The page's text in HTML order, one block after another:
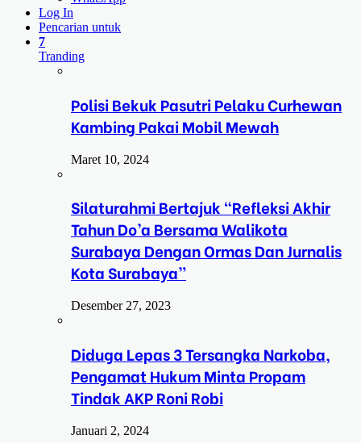
Log In
Pencarian untuk
7
Tranding
Polisi Bekuk Pasutri Pelaku Curhewan
Kambing Pakai Mobil Mewah
Maret 10, 2024
Silaturahmi Bertajuk “Refleksi Akhir
Tahun Do’a Bersama Walikota
Surabaya Dengan Ormas Dan Jurnalis
Kota Surabaya”
Desember 27, 2023
Diduga Lepas 3 Tersangka Narkoba,
Pengamat Hukum Minta Propam
Tindak AKP Roni Robi
Januari 2, 2024